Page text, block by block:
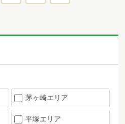
茅ヶ崎エリア
平塚エリア